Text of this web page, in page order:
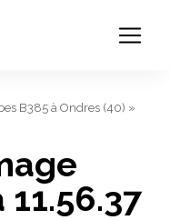
B385 à Ondres (40) »